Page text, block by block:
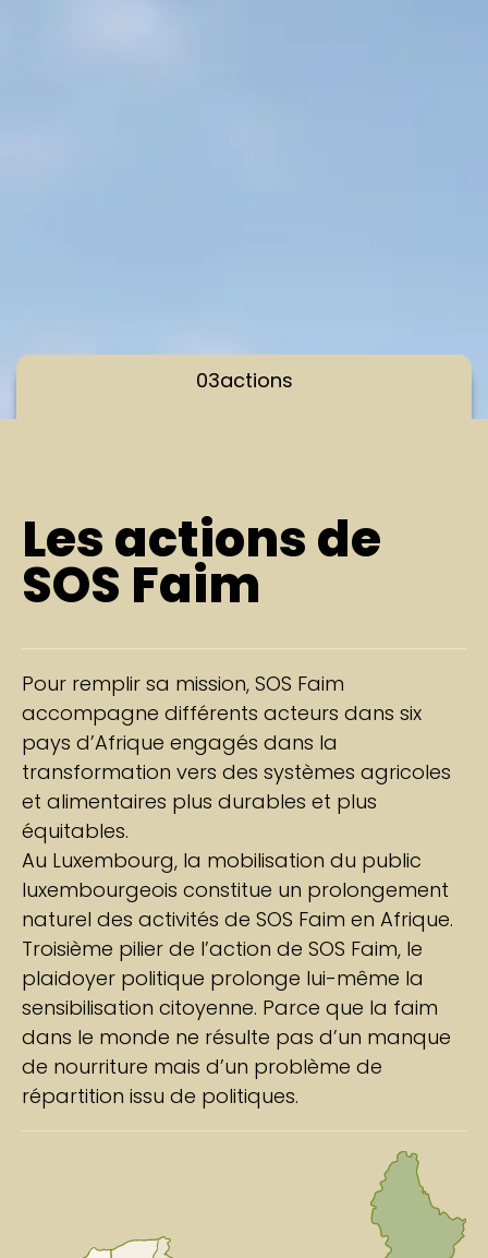
03actions
Les actions de
SOS Faim
Pour remplir sa mission, SOS Faim
accompagne différents acteurs dans six
pays d’Afrique engagés dans la
transformation vers des systèmes agricoles
et alimentaires plus durables et plus
équitables.
Au Luxembourg, la mobilisation du public
luxembourgeois constitue un prolongement
naturel des activités de SOS Faim en Afrique.
Troisième pilier de l’action de SOS Faim, le
plaidoyer politique prolonge lui-même la
sensibilisation citoyenne. Parce que la faim
dans le monde ne résulte pas d’un manque
de nourriture mais d’un problème de
répartition issu de politiques.